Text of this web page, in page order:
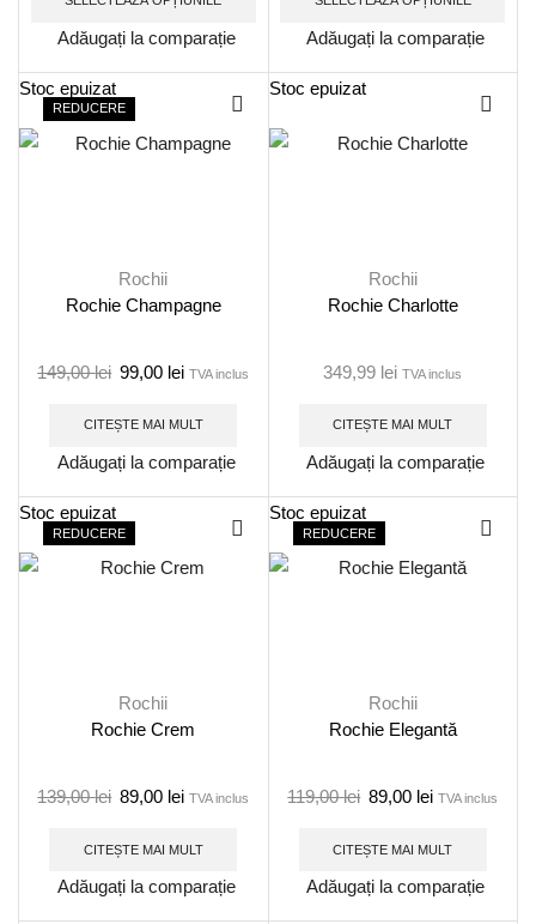
Adăugați la comparație Adăugați la comparație
REDUCERE
Stoc epuizat
Rochii
Rochie Champagne
149,00lei 99,00 lei TVA inclus
CITEȘTE MAI MULT
Adăugați la comparație
Stoc epuizat
Rochii
Rochie Charlotte
349,99 lei TVA inclus
CITEȘTE MAI MULT
Adăugați la comparație
REDUCERE
Stoc epuizat
Rochii
Rochie Crem
139,00lei 89,00 lei TVA inclus
CITEȘTE MAI MULT
Adăugați la comparație
REDUCERE
Stoc epuizat
Rochii
Rochie Elegantă
119,00lei 89,00 lei TVA inclus
CITEȘTE MAI MULT
Adăugați la comparație